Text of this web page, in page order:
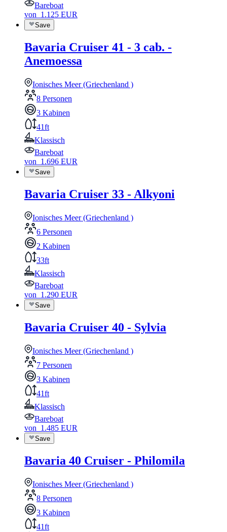
Bareboat
von 1.125 EUR
Save
Bavaria Cruiser 41 - 3 cab. -
Anemoessa
Ionisches Meer (Griechenland )
8 Personen
3 Kabinen
41ft
Klassisch
Bareboat
von 1.696 EUR
Save
Bavaria Cruiser 33 - Alkyoni
Ionisches Meer (Griechenland )
6 Personen
2 Kabinen
33ft
Klassisch
Bareboat
von 1.290 EUR
Save
Bavaria Cruiser 40 - Sylvia
Ionisches Meer (Griechenland )
7 Personen
3 Kabinen
41ft
Klassisch
Bareboat
von 1.485 EUR
Save
Bavaria 40 Cruiser - Philomila
Ionisches Meer (Griechenland )
8 Personen
3 Kabinen
41ft